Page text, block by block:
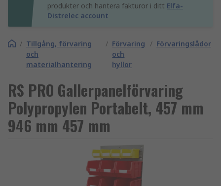
produkter och hantera fakturor i ditt Elfa-
Distrelec account
/ Tillgång, förvaring
och
materialhantering
/ Förvaring
och
hyllor
/ Förvaringslådor
RS PRO Gallerpanelförvaring
Polypropylen Portabelt, 457 mm
946 mm 457 mm